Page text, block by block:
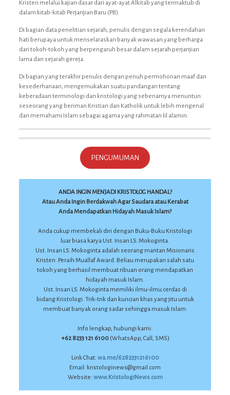
Kristen melalui kajian dasar dari ayat-ayat Alkitab yang termaktub di
dalam kitab-kitab Perjanjian Baru (PB).
Di bagian data penelitian sejarah, penulis dengan segala kerendahan
hati berupaya untuk menselaraskan banyak wawasan yang berharga
dari tokoh-tokoh yang berpengaruh besar dalam sejarah perjanjian
lama dan sejarah gereja.
Di bagian yang terakhir penulis dengan penuh permohonan maaf dan
kesederhanaan, mengemukakan suatu pandangan tentang
keberadaan terminologi dan kristologi yang sebenarnya menuntun
seseorang yang beriman Kristian dan Katholik untuk lebih mengenal
dan memahami Islam sebagai agama yang rahmatan lil alamin.
PENGUMUMAN
ANDA INGIN MENJADI KRISTOLOG HANDAL?
Atau Anda Ingin Berdakwah Agar Saudara atau Kerabat
Anda Mendapatkan Hidayah Masuk Islam?
Anda cukup membekali diri dengan Buku-Buku Kristologi
luar biasa karya Ust. Insan LS. Mokoginta.
Ust. Insan LS. Mokoginta adalah seorang mantan Misionaris
Kristen. Peraih Muallaf Award. Beliau merupakan salah satu
tokoh yang berhasil membuat ribuan orang mendapatkan
hidayah masuk Islam.
Ust. Insan LS. Mokoginta memiliki ilmu-ilmu cerdas di
bidang Kristologi. Trik-trik dan kuncian khas yang jitu untuk
membuat banyak orang sadar sehingga masuk Islam.
Info lengkap, hubungi kami:
+62 8233 121 6100(WhatsApp, Call, SMS)
Link Chat: wa.me/6282331216100
Email: kristologinews@gmail.com
Website: www.KristologiNews.com